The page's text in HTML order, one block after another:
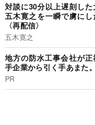
対談に30分以上遅刻し
五木寛之を一瞬で虜にし
〈再配信〉
五木寛之
地方の防水工事会社が
手企業から引く手あまた
PR